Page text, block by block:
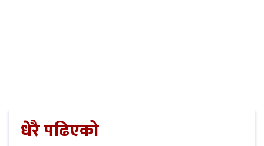
धेरै पढिएको